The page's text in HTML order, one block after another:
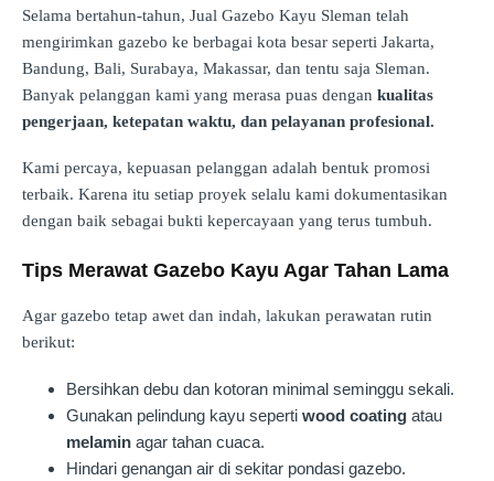
Selama bertahun-tahun, Jual Gazebo Kayu Sleman telah
mengirimkan gazebo ke berbagai kota besar seperti Jakarta,
Bandung, Bali, Surabaya, Makassar, dan tentu saja Sleman.
Banyak pelanggan kami yang merasa puas dengan kualitas
pengerjaan, ketepatan waktu, dan pelayanan profesional.
Kami percaya, kepuasan pelanggan adalah bentuk promosi
terbaik. Karena itu setiap proyek selalu kami dokumentasikan
dengan baik sebagai bukti kepercayaan yang terus tumbuh.
Tips Merawat Gazebo Kayu Agar Tahan Lama
Agar gazebo tetap awet dan indah, lakukan perawatan rutin
berikut:
Bersihkan debu dan kotoran minimal seminggu sekali.
Gunakan pelindung kayu seperti wood coating atau
melamin agar tahan cuaca.
Hindari genangan air di sekitar pondasi gazebo.